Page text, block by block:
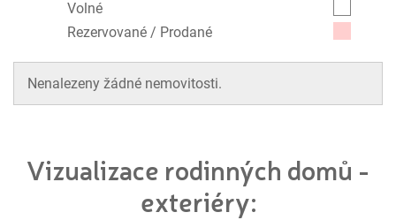
Volné
Rezervované / Prodané
Nenalezeny žádné nemovitosti.
Vizualizace rodinných domů -
exteriéry: